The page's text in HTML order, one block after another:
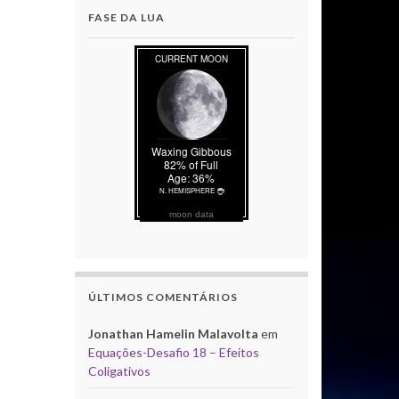
FASE DA LUA
moon data
ÚLTIMOS COMENTÁRIOS
Jonathan Hamelin Malavolta em
Equações-Desafio 18 – Efeitos
Coligativos